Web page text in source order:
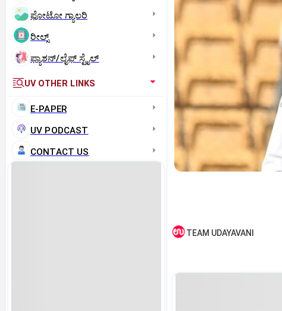
ಫೋಟೋ ಗ್ಯಾಲರಿ
ರೀಲ್ಸ್
ಫ್ಯಾಶನ್/ಲೈಫ್‌ ಸ್ಟೈಲ್
UV OTHER LINKS
E-PAPER
UV PODCAST
CONTACT US
TEAM UDAYAVANI